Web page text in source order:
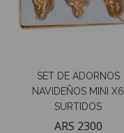
SET DE ADORNOS
NAVIDEÑOS MINI X6
SURTIDOS
ARS 2300